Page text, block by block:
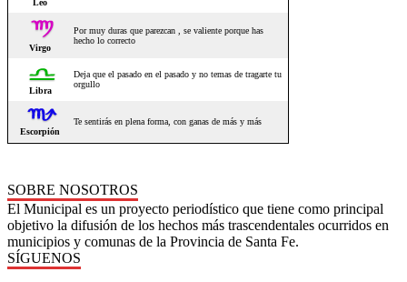
SOBRE NOSOTROS
El Municipal es un proyecto periodístico que tiene como principal
objetivo la difusión de los hechos más trascendentales ocurridos en
municipios y comunas de la Provincia de Santa Fe.
SÍGUENOS